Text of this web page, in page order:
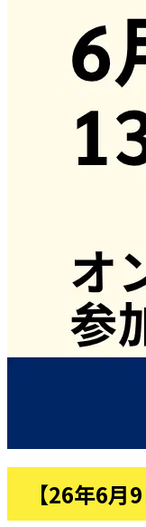
【26年6